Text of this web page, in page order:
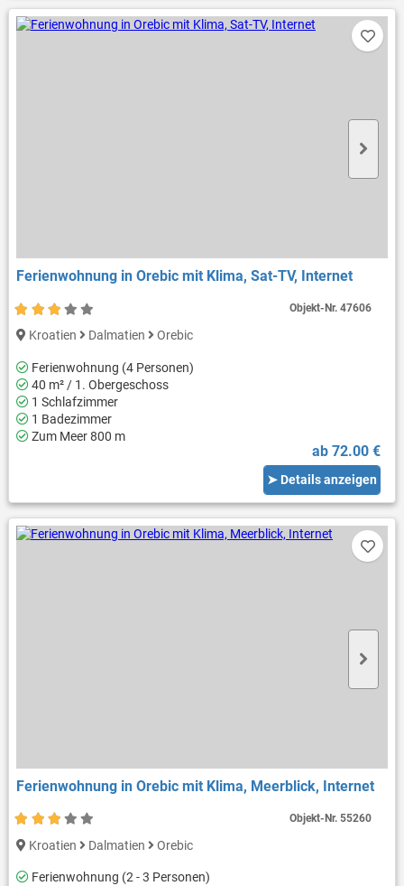
Ferienwohnung in Orebic mit Klima, Sat-TV, Internet
Kroatien Dalmatien Orebic
Ferienwohnung (4 Personen)
40 m² / 1. Obergeschoss
1 Schlafzimmer
1 Badezimmer
Zum Meer 800 m
ab 72.00 €
➤ Details anzeigen
Objekt-Nr.47606
Ferienwohnung in Orebic mit Klima, Meerblick, Internet
Kroatien Dalmatien Orebic
Ferienwohnung (2 - 3 Personen)
Objekt-Nr.55260